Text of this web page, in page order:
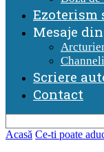
Ezoterism
Mesaje
Scriere
Contact
Acasă Ce-ti poate